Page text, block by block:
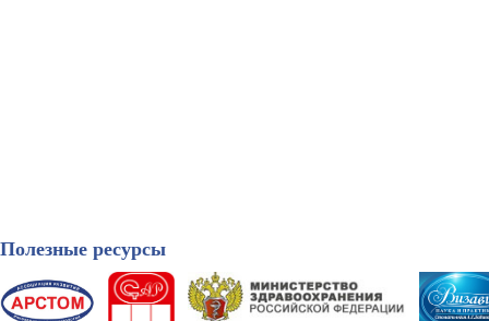
Полезные ресурсы